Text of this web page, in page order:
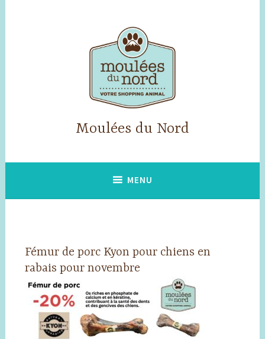
Moulées du Nord
MENU
Fémur de porc Kyon pour chiens en
rabais pour novembre